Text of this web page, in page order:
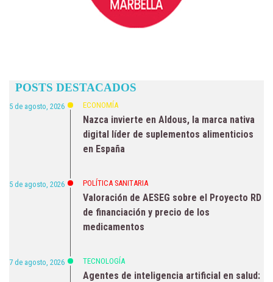
POSTS DESTACADOS
5 de agosto, 2026 ECONOMÍA
Nazca invierte en Aldous, la marca nativa
digital líder de suplementos alimenticios
en España
5 de agosto, 2026 POLÍTICA SANITARIA
Valoración de AESEG sobre el Proyecto RD
de financiación y precio de los
medicamentos
7 de agosto, 2026 TECNOLOGÍA
Agentes de inteligencia artificial en salud: